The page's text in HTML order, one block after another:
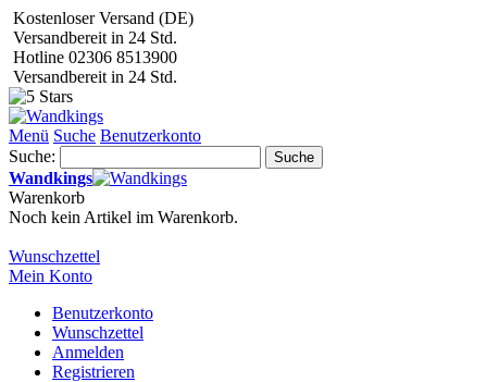
Kostenloser Versand (DE)
Versandbereit in 24 Std.
Hotline 02306 8513900
Versandbereit in 24 Std.
Menü Suche Benutzerkonto
Suche:
Suche
Wandkings
Warenkorb
Noch kein Artikel im Warenkorb.
Wunschzettel
Mein Konto
Benutzerkonto
Wunschzettel
Anmelden
Registrieren